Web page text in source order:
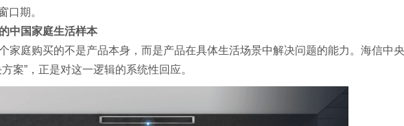
口期。
中国家庭生活样本
家庭购买的不是产品本身，而是产品在具体生活场景中解决问题的能力。海信中央
案”，正是对这一逻辑的系统性回应。